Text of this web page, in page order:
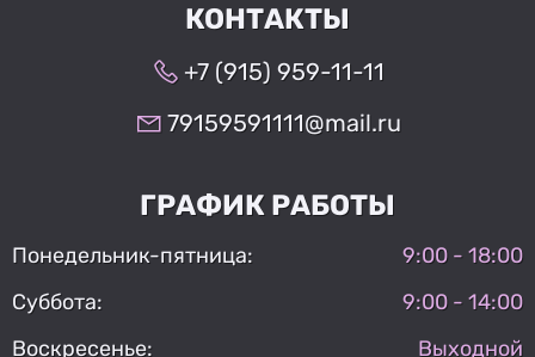
КОНТАКТЫ
+7 (915) 959-11-11
79159591111@mail.ru
ГРАФИК РАБОТЫ
Понедельник-пятница:
9:00 - 18:00
Суббота:
9:00 - 14:00
Воскресенье:
Выходной